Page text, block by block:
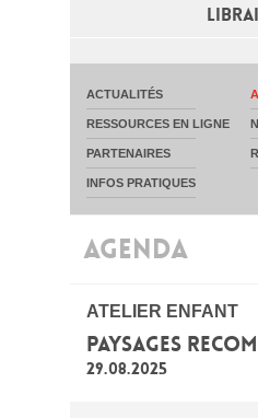
ACTUALITÉS
RESSOURCES EN LIGNE
PARTENAIRES
INFOS PRATIQUES
AGENDA
ATELIER ENFANT
PAYSAGES
29.08.2025